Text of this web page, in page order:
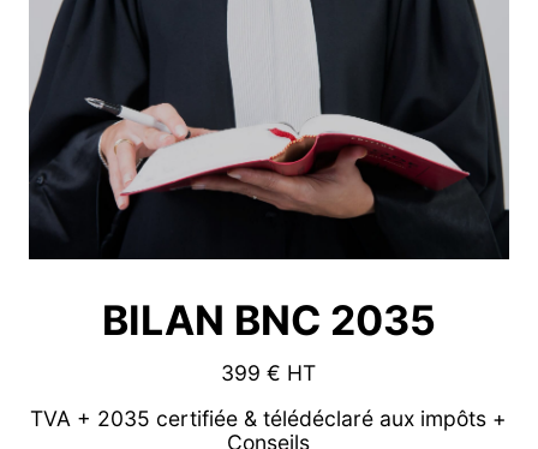
BILAN BNC 2035
399 € HT
TVA + 2035 certifiée & télédéclaré aux impôts +
Conseils